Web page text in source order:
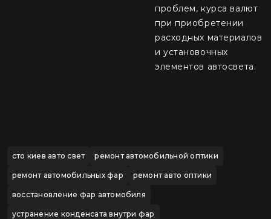
проблем, курса валют
при приобретении
расходных материалов
и установочных
элементов автосвета.
сто киев авто свет ремонт автомобильной оптики
ремонт автомобильных фар ремонт авто оптики
восстановление фар автомобиля
устранение конденсата внутри фар